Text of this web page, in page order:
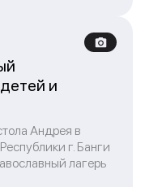
и
Андрея в
г. Банги
лагерь